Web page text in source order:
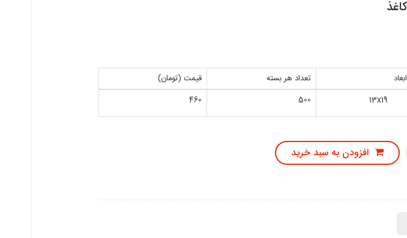
ابعاد تعداد هر بسته
قیمت (تومان)
13x19
500
460
افزودن به سبد خرید